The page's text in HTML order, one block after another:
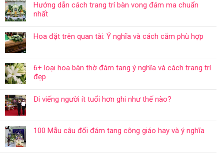
Hướng dẫn cách trang trí bàn vong đám ma chuẩn
nhất
Hoa đặt trên quan tài: Ý nghĩa và cách cắm phù hợp
6+ loại hoa bàn thờ đám tang ý nghĩa và cách trang trí
đẹp
Đi viếng người ít tuổi hơn ghi như thế nào?
100 Mẫu câu đối đám tang công giáo hay và ý nghĩa